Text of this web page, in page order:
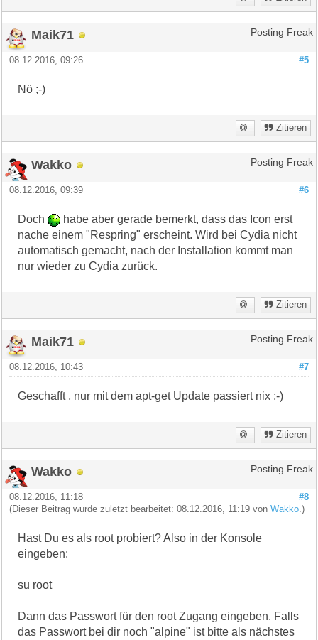
Maik71 Posting Freak
#5
08.12.2016, 09:26
Nö ;-)
Zitieren
Wakko Posting Freak
#6
08.12.2016, 09:39
Doch
habe aber gerade bemerkt, dass das Icon erst
nache einem "Respring" erscheint. Wird bei Cydia nicht
automatisch gemacht, nach der Installation kommt man
nur wieder zu Cydia zurück.
Zitieren
Maik71 Posting Freak
#7
08.12.2016, 10:43
Geschafft , nur mit dem apt-get Update passiert nix ;-)
Zitieren
Wakko Posting Freak
#8
08.12.2016, 11:18
(Dieser Beitrag wurde zuletzt bearbeitet: 08.12.2016, 11:19 vonWakko.)
Hast Du es als root probiert? Also in der Konsole
eingeben:
su root
Dann das Passwort für den root Zugang eingeben. Falls
das Passwort bei dir noch "alpine" ist bitte als nächstes